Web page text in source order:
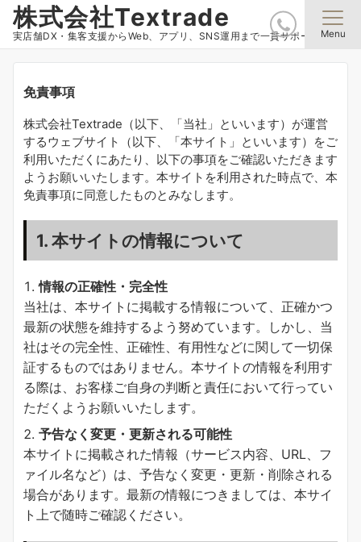
株式会社Textrade
実店舗DX・集客支援からWeb、アプリ、SNS運用まで一貫サポート Menu
免責事項
株式会社Textrade（以下、「当社」といいます）が運営
するウェブサイト（以下、「本サイト」といいます）をご
利用いただくにあたり、以下の事項をご確認いただきます
ようお願いいたします。本サイトを利用された時点で、本
免責事項に同意したものとみなします。
1. 本サイトの情報について
情報の正確性・完全性
当社は、本サイトに掲載する情報について、正確かつ
最新の状態を維持するよう努めています。しかし、当
社はその完全性、正確性、有用性などに関して一切保
証するものではありません。本サイトの情報を利用す
る際は、お客様ご自身の判断と責任において行ってい
ただくようお願いいたします。
予告なく変更・更新される可能性
本サイトに掲載された情報（サービス内容、URL、フ
ァイル名など）は、予告なく変更・更新・削除される
場合があります。最新の情報につきましては、本サイ
ト上で随時ご確認ください。